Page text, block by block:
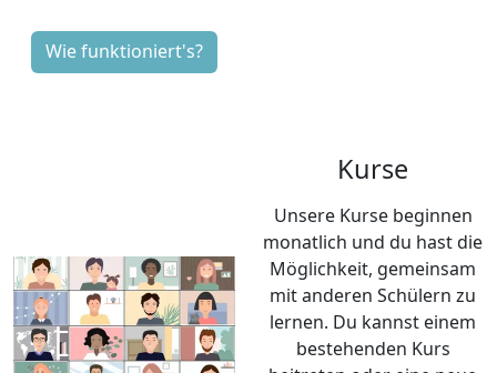
Wie funktioniert's?
Kurse
Unsere Kurse beginnen
monatlich und du hast die
Möglichkeit, gemeinsam
mit anderen Schülern zu
lernen. Du kannst einem
bestehenden Kurs